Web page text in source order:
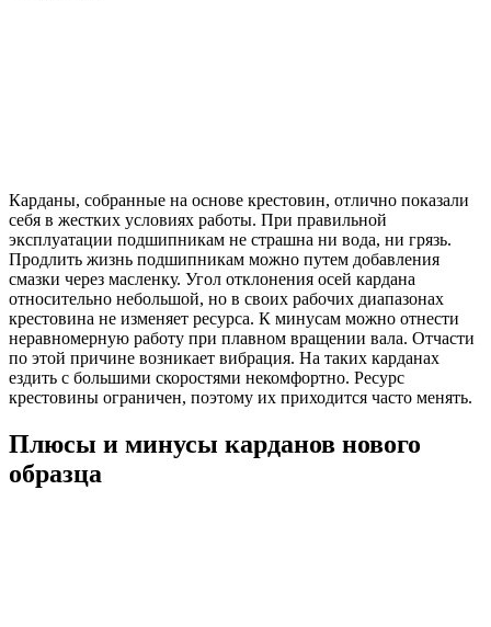
Карданы, собранные на основе крестовин, отлично показали
себя в жестких условиях работы. При правильной
эксплуатации подшипникам не страшна ни вода, ни грязь.
Продлить жизнь подшипникам можно путем добавления
смазки через масленку. Угол отклонения осей кардана
относительно небольшой, но в своих рабочих диапазонах
крестовина не изменяет ресурса. К минусам можно отнести
неравномерную работу при плавном вращении вала. Отчасти
по этой причине возникает вибрация. На таких карданах
ездить с большими скоростями некомфортно. Ресурс
крестовины ограничен, поэтому их приходится часто менять.
Плюсы и минусы карданов нового
образца